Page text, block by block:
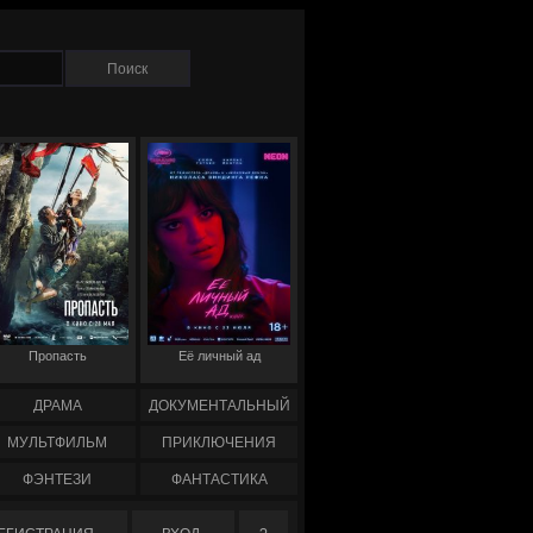
Пропасть Её личный ад
ДРАМА ДОКУМЕНТАЛЬНЫЙ
МУЛЬТФИЛЬМ ПРИКЛЮЧЕНИЯ
ФЭНТЕЗИ ФАНТАСТИКА